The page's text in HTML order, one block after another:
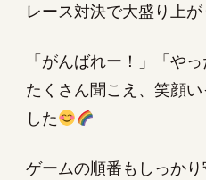
レース対決で大盛り上が
「がんばれー！」「や
たくさん聞こえ、笑顔
した
ゲームの順番もしっか